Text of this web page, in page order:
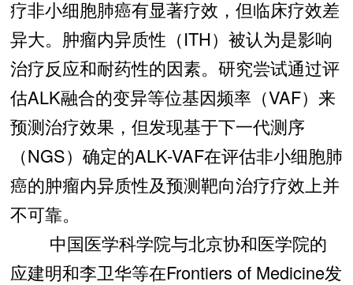
疗非小细胞肺癌有显著疗效，但临床疗效差
异大。肿瘤内异质性（ITH）被认为是影响
治疗反应和耐药性的因素。研究尝试通过评
估ALK融合的变异等位基因频率（VAF）来
预测治疗效果，但发现基于下一代测序
（NGS）确定的ALK-VAF在评估非小细胞肺
癌的肿瘤内异质性及预测靶向治疗疗效上并
不可靠。
中国医学科学院与北京协和医学院的
应建明和李卫华等在Frontiers of Medicine发